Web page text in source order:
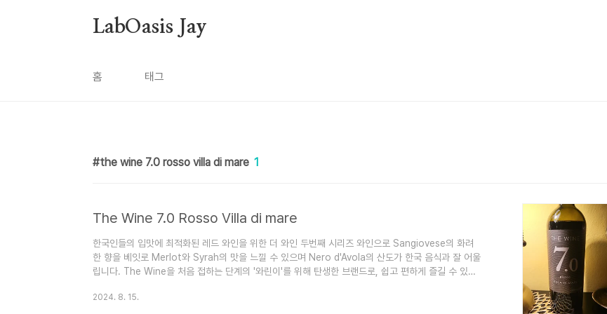
LabOasis Jay
홈 태그
the wine 7.0 rosso villa di mare 1
The Wine 7.0 Rosso Villa di mare
한국인들의 입맛에 최적화된 레드 와인을 위한 더 와인 두번째 시리즈 와인으로 Sangiovese의 화려
한 향을 베잇로 Merlot와 Syrah의 맛을 느낄 수 있으며 Nero d'Avola의 산도가 한국 음식과 잘 어울
립니다. The Wine을 처음 접하는 단계의 '와린이'를 위해 탄생한 브랜드로, 쉽고 편하게 즐길 수 있도
로 5.0, 7.0, 9.0 숫자가 높아질수록 보다 풍부하고 다양한 와인의 맛과 스타일을 가지고 있습니다.
2024. 8. 15.